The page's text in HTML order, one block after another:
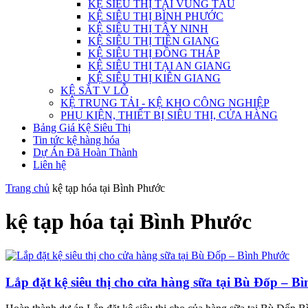
KỆ SIÊU THỊ TẠI VŨNG TÀU
KỆ SIÊU THỊ BÌNH PHƯỚC
KỆ SIÊU THỊ TÂY NINH
KỆ SIÊU THỊ TIỀN GIANG
KỆ SIÊU THỊ ĐỒNG THÁP
KỆ SIÊU THỊ TẠI AN GIANG
KỆ SIÊU THỊ KIÊN GIANG
KỆ SẮT V LỖ
KỆ TRUNG TẢI - KỆ KHO CÔNG NGHIỆP
PHỤ KIỆN, THIẾT BỊ SIÊU THỊ, CỬA HÀNG
Bảng Giá Kệ Siêu Thị
Tin tức kệ hàng hóa
Dự Án Đã Hoàn Thành
Liên hệ
Trang chủ kệ tạp hóa tại Bình Phước
kệ tạp hóa tại Bình Phước
Lắp đặt kệ siêu thị cho cửa hàng sữa tại Bù Đốp –